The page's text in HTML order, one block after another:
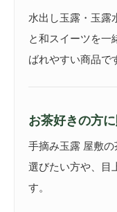
水出し玉露・玉露
と和スイーツを一
ばれやすい商品で
お茶好きの方
手摘み玉露 屋敷
選びたい方や、目
す。